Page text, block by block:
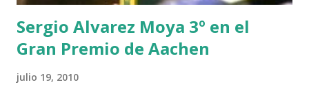
del Gran Premio en su vuelta de honor
Sergio Alvarez Moya 3º en el
Gran Premio de Aachen
julio 19, 2010